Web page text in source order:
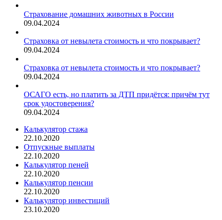
Страхование домашних животных в России
09.04.2024
Страховка от невылета стоимость и что покрывает?
09.04.2024
Страховка от невылета стоимость и что покрывает?
09.04.2024
ОСАГО есть, но платить за ДТП придётся: причём тут
срок удостоверения?
09.04.2024
Калькулятор стажа
22.10.2020
Отпускные выплаты
22.10.2020
Калькулятор пеней
22.10.2020
Калькулятор пенсии
22.10.2020
Калькулятор инвестиций
23.10.2020